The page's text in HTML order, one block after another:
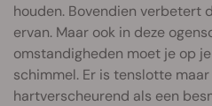
houden. Bovendien verbetert
ervan. Maar ook in deze
omstandigheden moet je op
schimmel. Er is tenslotte
hartverscheurend als een